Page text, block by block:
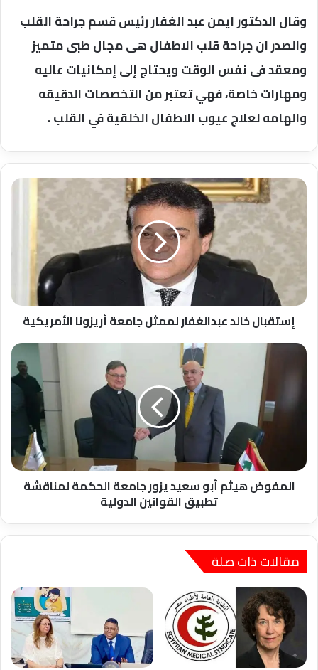
وقال الدكتور ايمن عبد الغفار رئيس قسم جراحة القلب
والصدر ان جراحة قلب الاطفال هى مجال طبى متميز
ومعقد فى نفس الوقت ويحتاج إلى إمكانيات عاليه
ومهارات خاصة، فهي تعتبر من التخصصات الدقيقه
والهامه لعلاج عيوب الاطفال الخلقية في القلب .
إستقبال
عبدالغفار
لممثل
جامعة
الأمريكية
إستقبال خالد عبدالغفار لممثل جامعة أريزونا الأمريكية
المفوض
يزور
تطبيق
القوانين
المفوض هيثم أبو سعيد يزور جامعة الحكمة لمناقشة
تطبيق القوانين الدولية
مقالات ذات صلة